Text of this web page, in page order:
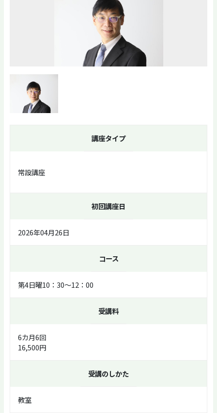
講座タイプ
常設講座
初回講座日
2026年04月26日
コース
第4日曜10：30～12：00
受講料
6カ月6回
16,500円
受講のしかた
教室